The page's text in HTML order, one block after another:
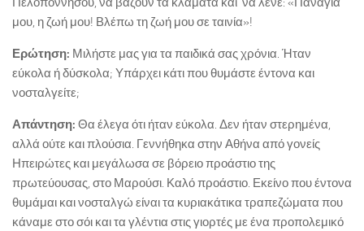
μου, η ζωή μου! Βλέπω τη ζωή μου σε ταινία»!
Ερώτηση: Μιλήστε μας για τα παιδικά σας χρόνια. Ήταν
εύκολα ή δύσκολα; Υπάρχει κάτι που θυμάστε έντονα και
νοσταλγείτε;
Απάντηση: Θα έλεγα ότι ήταν εύκολα. Δεν ήταν στερημένα,
αλλά ούτε και πλούσια. Γεννήθηκα στην Αθήνα από γονείς
Ηπειρώτες και μεγάλωσα σε βόρειο προάστιο της
πρωτεύουσας, στο Μαρούσι. Καλό προάστιο. Εκείνο που έντονα
θυμάμαι και νοσταλγώ είναι τα κυριακάτικα τραπεζώματα που
κάναμε στο σόι και τα γλέντια στις γιορτές με ένα προπολεμικό